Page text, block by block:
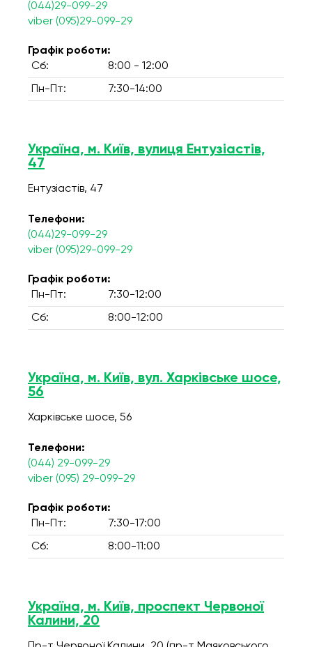
(044)29-099-29
viber (095)29-099-29
Графік роботи:
Сб:
8:00 - 12:00
Пн-Пт: 7:30-14:00
Україна, м. Київ, вулиця Ентузіастів,
47
Ентузіастів, 47
Телефони:
(044)29-099-29
viber (095)29-099-29
Графік роботи:
Пн-Пт:
7:30-12:00
Сб: 8:00-12:00
Україна, м. Київ, вул. Харківське шосе,
56
Харківське шосе, 56
Телефони:
(044) 29-099-29
viber (095) 29-099-29
Графік роботи:
Пн-Пт:
7:30-17:00
Сб: 8:00-11:00
Україна, м. Київ, проспект Червоної
Калини, 20